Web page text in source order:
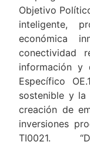
Objetivo
inteligente,
económica
conectividad
información y
Específico
sostenible y
creación de
inversiones
TI0021.